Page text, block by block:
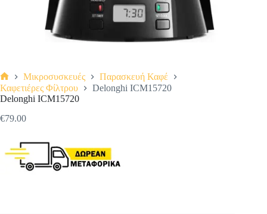
Αρχική
σελίδα
Μικροσυσκευές
Παρασκευή Καφέ
Καφετιέρες Φίλτρου
Delonghi ICM15720
Delonghi ICM15720
€79.00